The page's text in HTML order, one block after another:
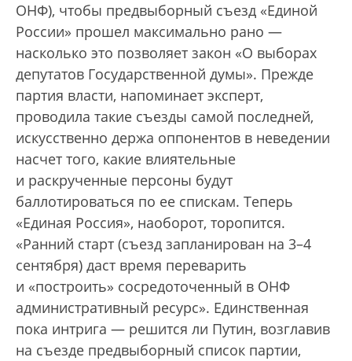
ОНФ), чтобы предвыборный съезд «Единой
России» прошел максимально рано —
насколько это позволяет закон «О выборах
депутатов Государственной думы». Прежде
партия власти, напоминает эксперт,
проводила такие съезды самой последней,
искусственно держа оппонентов в неведении
насчет того, какие влиятельные
и раскрученные персоны будут
баллотироваться по ее спискам. Теперь
«Единая Россия», наоборот, торопится.
«Ранний старт (съезд запланирован на 3–4
сентября) даст время переварить
и «построить» сосредоточенный в ОНФ
административный ресурс». Единственная
пока интрига — решится ли Путин, возглавив
на съезде предвыборный список партии,